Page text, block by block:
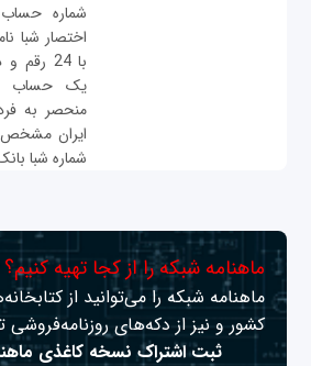
شماره
اختصار شبا
یک حساب
منحصر به
ایران مشخص
شماره شبا
ماهنامه شبکه را از کجا تهیه کنیم؟
ماهنامه شبکه را می‌توانید از
کشور و نیز از دکه‌های روزنامه‌فروشی
ثبت اشتراک نسخه کاغذی